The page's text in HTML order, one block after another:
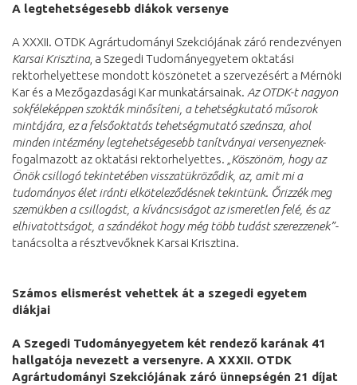
A legtehetségesebb diákok versenye
A XXXII. OTDK Agrártudományi Szekciójának záró rendezvényen
Karsai Krisztina, a Szegedi Tudományegyetem oktatási
rektorhelyettese mondott köszönetet a szervezésért a Mérnöki
Kar és a Mezőgazdasági Kar munkatársainak. Az OTDK-t nagyon
sokféleképpen szokták minősíteni, a tehetségkutató műsorok
mintájára, ez a felsőoktatás tehetségmutató szeánsza, ahol
minden intézmény legtehetségesebb tanítványai versenyeznek-
fogalmazott az oktatási rektorhelyettes. „ Köszönöm, hogy az
Önök csillogó tekintetében visszatükröződik, az, amit mi a
tudományos élet iránti elköteleződésnek tekintünk. Őrizzék meg
szemükben a csillogást, a kíváncsiságot az ismeretlen felé, és az
elhivatottságot, a szándékot hogy még több tudást szerezzenek”-
tanácsolta a résztvevőknek Karsai Krisztina.
Számos elismerést vehettek át a szegedi egyetem
diákjai
A Szegedi Tudományegyetem két rendező karának 41
hallgatója nevezett a versenyre. A XXXII. OTDK
Agrártudományi Szekciójának záró ünnepségén 21 díjat